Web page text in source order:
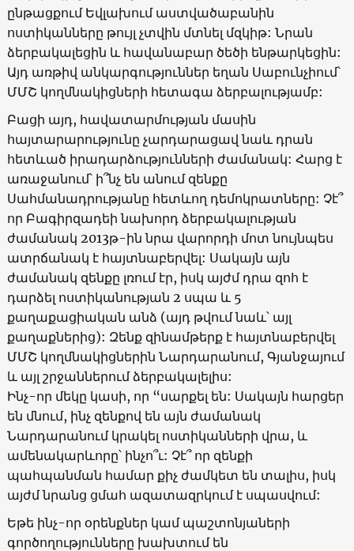
ընթացքում Եվլախում աստվածաբանին
ոստիկանները թույլ չտվին մտնել մզկիթ: Նրան
ձերբակալեցին և հավանաբար ծեծի ենթարկեցին:
Այդ առթիվ անկարգություններ եղան Սաբունչիում՝
ՄՄՇ կողմնակիցների հետագա ձերբալությամբ:
Բացի այդ, հավատարմության մասին
հայտարարությունը չարդարացավ նաև դրան
հետևած իրադարձությունների ժամանակ: Հարց է
առաջանում՝ ի՞նչ են անում զենքը
Սահմանադրությանը հետևող դեմոկրատները: Չէ՞
որ Բագիրզադեի նախորդ ձերբակալության
ժամանակ 2013թ-ին նրա վարորդի մոտ նույնպես
ատրճանակ է հայտնաբերվել: Սակայն այն
ժամանակ զենքը լռում էր, իսկ այժմ դրա զոհ է
դարձել ոստիկանության 2 սպա և 5
քաղաքացիական անձ (այդ թվում նաև՝ այլ
քաղաքներից): Զենք զինամթերք է հայտնաբերվել
ՄՄՇ կողմնակիցներին Նարդարանում, Գյանջայում
և այլ շրջաններում ձերբակալելիս:
Ինչ-որ մեկը կասի, որ “սարքել են: Սակայն հարցեր
են մնում, ինչ զենքով են այն ժամանակ
Նարդարանում կրակել ոստիկանների վրա, և
ամենակարևորը՝ ինչո՞ւ: Չէ՞ որ զենքի
պահպանման համար քիչ ժամկետ են տալիս, իսկ
այժմ նրանց ցմահ ազատազրկում է սպասվում:
Եթե ինչ-որ օրենքներ կամ պաշտոնյաների
գործողությունները խախտում են